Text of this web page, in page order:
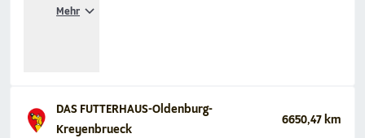
Mehr
DAS FUTTERHAUS-Oldenburg-
Kreyenbrueck
6650,47 km